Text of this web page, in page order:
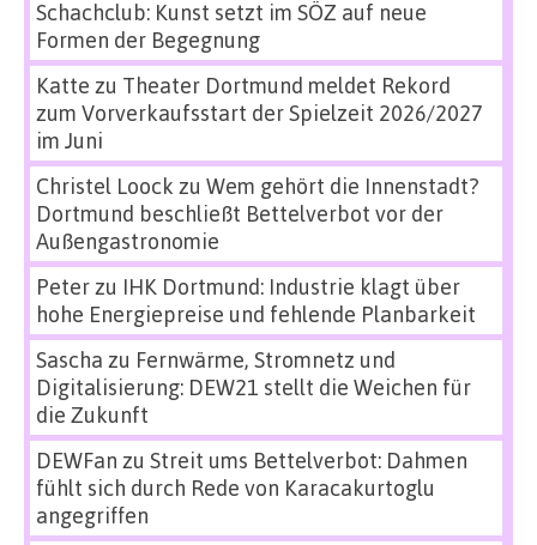
Schachclub: Kunst setzt im SÖZ auf neue
Formen der Begegnung
Katte zu Theater Dortmund meldet Rekord
zum Vorverkaufsstart der Spielzeit 2026/2027
im Juni
Christel Loock zu Wem gehört die Innenstadt?
Dortmund beschließt Bettelverbot vor der
Außengastronomie
Peterzu IHK Dortmund: Industrie klagt über
hohe Energiepreise und fehlende Planbarkeit
Sascha zu Fernwärme, Stromnetz und
Digitalisierung: DEW21 stellt die Weichen für
die Zukunft
DEWFan zu Streit ums Bettelverbot: Dahmen
fühlt sich durch Rede von Karacakurtoglu
angegriffen